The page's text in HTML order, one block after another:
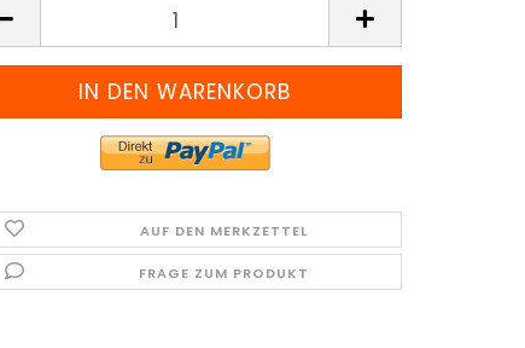
AUF DEN MERKZETTEL
FRAGE ZUM PRODUKT